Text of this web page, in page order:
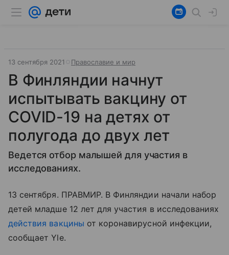
13 сентября 2021 Православие и мир
В Финляндии начнут
испытывать вакцину от
COVID-19 на детях от
полугода до двух лет
Ведется отбор малышей для участия в
исследованиях.
13 сентября. ПРАВМИР. В Финляндии начали набор
детей младше 12 лет для участия в исследованиях
действия вакцины от коронавирусной инфекции,
сообщает Yle.